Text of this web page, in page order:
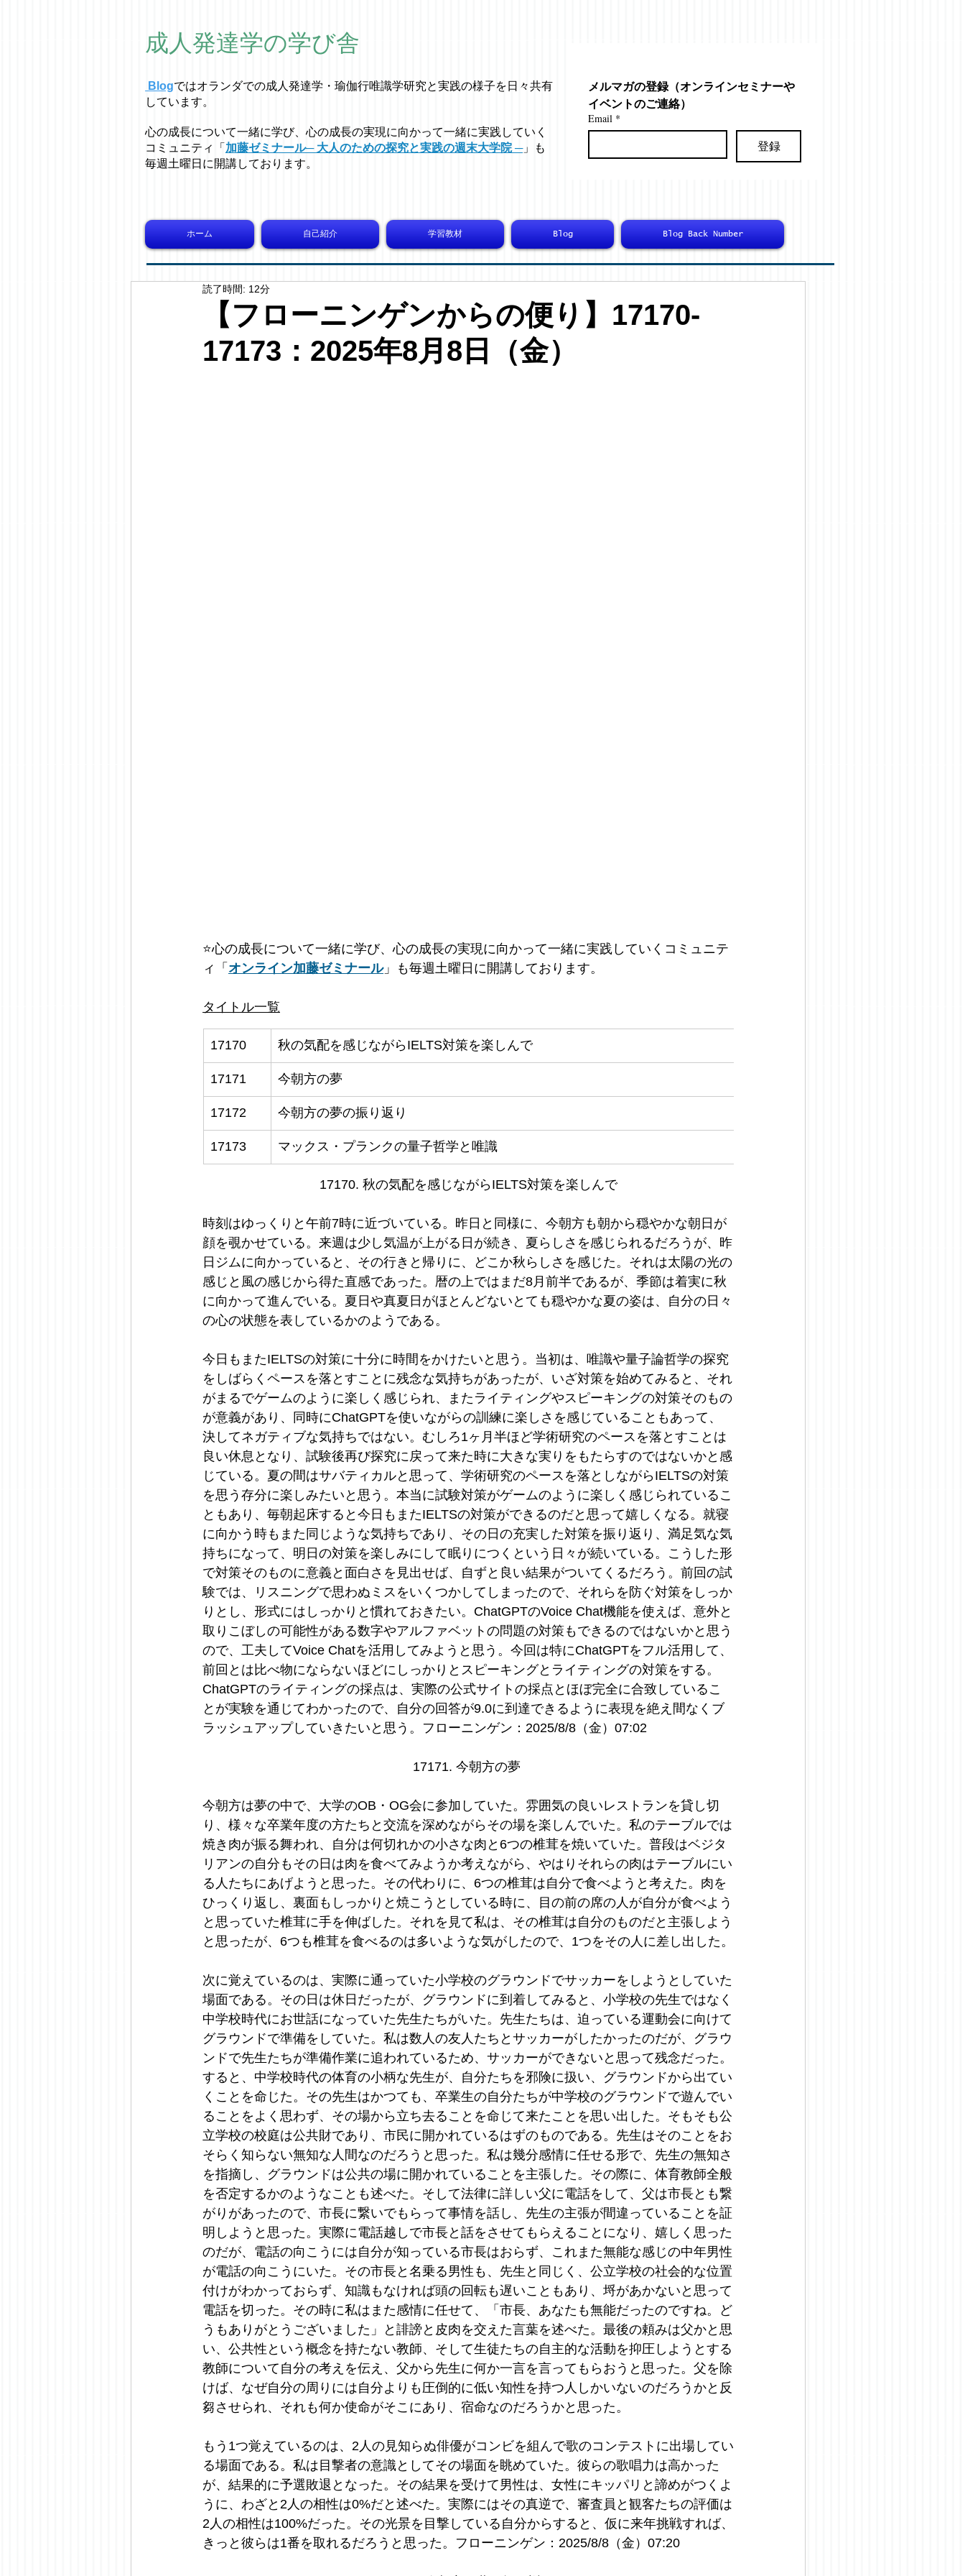
成人発達学の学び舎
Blogではオラ ンダでの成人発達学・ 瑜伽行唯識学研究と実践の様子を日々共有
しています。
心の成長について一緒に学び、心の成長の実現に向かって一緒に実践していく
コミュニティ「 加藤ゼミナール─ 大人のための探究と実践の週末大学院 ─」も
毎週土曜日に開講しております。
メルマガの登録（オンラインセミナーや
イベントのご連絡）
Email *
登録
ホーム 自己紹介 学習教材 Blog Blog Back Number
【フローニンゲンからの便り】17170-
17173：2025年8月8日（金）
読了時間: 12分
⭐️心の成長について一緒に学び、心の成長の実現に向かって一緒に実践していくコミュニテ
ィ「 オンライン加藤ゼミナール」も毎週土曜日に開講しております。
タイトル一覧
17170 秋の気配を感じながらIELTS対策を楽しんで
17171 今朝方の夢
17172 今朝方の夢の振り返り
17173 マックス・プランクの量子哲学と唯識
17170. 秋の気配を感じながらIELTS対策を楽しんで
時刻はゆっくりと午前7時に近づいている。昨日と同様に、今朝方も朝から穏やかな朝日が
顔を覗かせている。来週は少し気温が上がる日が続き、夏らしさを感じられるだろうが、昨
日ジムに向かっていると、その行きと帰りに、どこか秋らしさを感じた。それは太陽の光の
感じと風の感じから得た直感であった。暦の上ではまだ8月前半であるが、季節は着実に秋
に向かって進んでいる。夏日や真夏日がほとんどないとても穏やかな夏の姿は、自分の日々
の心の状態を表しているかのようである。
今日もまたIELTSの対策に十分に時間をかけたいと思う。当初は、唯識や量子論哲学の探究
をしばらくペースを落とすことに残念な気持ちがあったが、いざ対策を始めてみると、それ
がまるでゲームのように楽しく感じられ、またライティングやスピーキングの対策そのもの
が意義があり、同時にChatGPTを使いながらの訓練に楽しさを感じていることもあって、
決してネガティブな気持ちではない。むしろ1ヶ月半ほど学術研究のペースを落とすことは
良い休息となり、試験後再び探究に戻って来た時に大きな実りをもたらすのではないかと感
じている。夏の間はサバティカルと思って、学術研究のペースを落としながらIELTSの対策
を思う存分に楽しみたいと思う。本当に試験対策がゲームのように楽しく感じられているこ
ともあり、毎朝起床すると今日もまたIELTSの対策ができるのだと思って嬉しくなる。就寝
に向かう時もまた同じような気持ちであり、その日の充実した対策を振り返り、満足気な気
持ちになって、明日の対策を楽しみにして眠りにつくという日々が続いている。こうした形
で対策そのものに意義と面白さを見出せば、自ずと良い結果がついてくるだろう。前回の試
験では、リスニングで思わぬミスをいくつかしてしまったので、それらを防ぐ対策をしっか
りとし、形式にはしっかりと慣れておきたい。ChatGPTのVoice Chat機能を使えば、意外と
取りこぼしの可能性がある数字やアルファベットの問題の対策もできるのではないかと思う
ので、工夫してVoice Chatを活用してみようと思う。今回は特にChatGPTをフル活用して、
前回とは比べ物にならないほどにしっかりとスピーキングとライティングの対策をする。
ChatGPTのライティングの採点は、実際の公式サイトの採点とほぼ完全に合致しているこ
とが実験を通じてわかったので、自分の回答が9.0に到達できるように表現を絶え間なくブ
ラッシュアップしていきたいと思う。フローニンゲン：2025/8/8（金）07:02
17171. 今朝方の夢
今朝方は夢の中で、大学のOB・OG会に参加していた。雰囲気の良いレストランを貸し切
り、様々な卒業年度の方たちと交流を深めながらその場を楽しんでいた。私のテーブルでは
焼き肉が振る舞われ、自分は何切れかの小さな肉と6つの椎茸を焼いていた。普段はベジタ
リアンの自分もその日は肉を食べてみようか考えながら、やはりそれらの肉はテーブルにい
る人たちにあげようと思った。その代わりに、6つの椎茸は自分で食べようと考えた。肉を
ひっくり返し、裏面もしっかりと焼こうとしている時に、目の前の席の人が自分が食べよう
と思っていた椎茸に手を伸ばした。それを見て私は、その椎茸は自分のものだと主張しよう
と思ったが、6つも椎茸を食べるのは多いような気がしたので、1つをその人に差し出した。
次に覚えているのは、実際に通っていた小学校のグラウンドでサッカーをしようとしていた
場面である。その日は休日だったが、グラウンドに到着してみると、小学校の先生ではなく
中学校時代にお世話になっていた先生たちがいた。先生たちは、迫っている運動会に向けて
グラウンドで準備をしていた。私は数人の友人たちとサッカーがしたかったのだが、グラウ
ンドで先生たちが準備作業に追われているため、サッカーができないと思って残念だった。
すると、中学校時代の体育の小柄な先生が、自分たちを邪険に扱い、グラウンドから出てい
くことを命じた。その先生はかつても、卒業生の自分たちが中学校のグラウンドで遊んでい
ることをよく思わず、その場から立ち去ることを命じて来たことを思い出した。そもそも公
立学校の校庭は公共財であり、市民に開かれているはずのものである。先生はそのことをお
そらく知らない無知な人間なのだろうと思った。私は幾分感情に任せる形で、先生の無知さ
を指摘し、グラウンドは公共の場に開かれていることを主張した。その際に、体育教師全般
を否定するかのようなことも述べた。そして法律に詳しい父に電話をして、父は市長とも繋
がりがあったので、市長に繋いでもらって事情を話し、先生の主張が間違っていることを証
明しようと思った。実際に電話越しで市長と話をさせてもらえることになり、嬉しく思った
のだが、電話の向こうには自分が知っている市長はおらず、これまた無能な感じの中年男性
が電話の向こうにいた。その市長と名乗る男性も、先生と同じく、公立学校の社会的な位置
付けがわかっておらず、知識もなければ頭の回転も遅いこともあり、埒があかないと思って
電話を切った。その時に私はまた感情に任せて、「市長、あなたも無能だったのですね。ど
うもありがとうございました」と誹謗と皮肉を交えた言葉を述べた。最後の頼みは父かと思
い、公共性という概念を持たない教師、そして生徒たちの自主的な活動を抑圧しようとする
教師について自分の考えを伝え、父から先生に何か一言を言ってもらおうと思った。父を除
けば、なぜ自分の周りには自分よりも圧倒的に低い知性を持つ人しかいないのだろうかと反
芻させられ、それも何か使命がそこにあり、宿命なのだろうかと思った。
もう1つ覚えているのは、2人の見知らぬ俳優がコンビを組んで歌のコンテストに出場してい
る場面である。私は目撃者の意識としてその場面を眺めていた。彼らの歌唱力は高かった
が、結果的に予選敗退となった。その結果を受けて男性は、女性にキッパリと諦めがつくよ
うに、わざと2人の相性は0%だと述べた。実際にはその真逆で、審査員と観客たちの評価は
2人の相性は100%だった。その光景を目撃している自分からすると、仮に来年挑戦すれば、
きっと彼らは1番を取れるだろうと思った。フローニンゲン：2025/8/8（金）07:20